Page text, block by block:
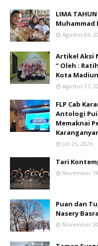
LIMA
Muhammad
Agustus 04,
Artikel Aksi
“ Oleh :
Kota Madiun
Agustus 17,
FLP Cab
Antologi
Memaknai
Karanganyar
Juli 25, 2026
Tari
November
Puan dan
Nasery
November